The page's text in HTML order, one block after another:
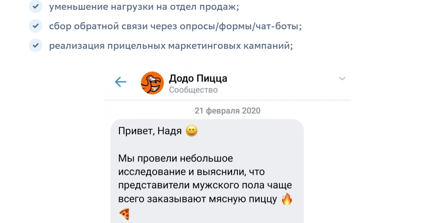
уменьшение нагрузки на отдел продаж;
сбор обратной связи через опросы/формы/чат-боты;
реализация прицельных маркетинговых кампаний;